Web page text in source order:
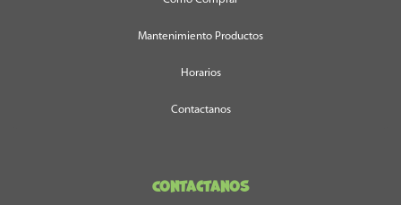
Mantenimiento Productos
Horarios
Contactanos
Contactanos